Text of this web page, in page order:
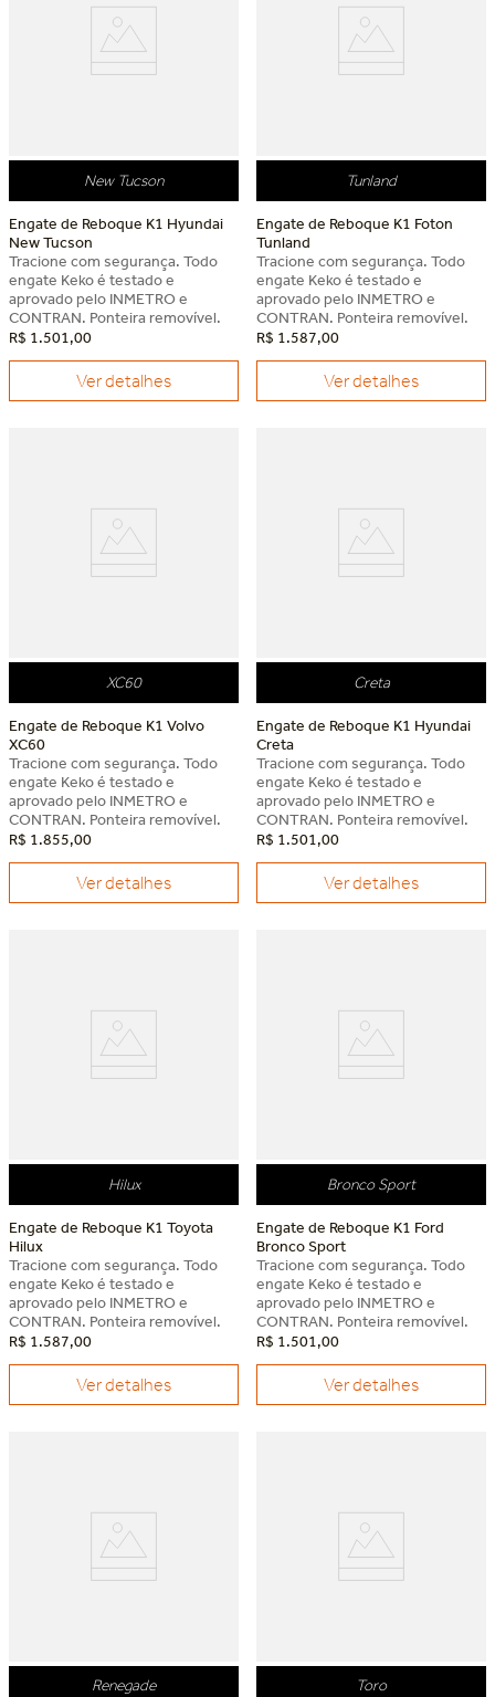
New Tucson
Engate de Reboque K1 Hyundai
New Tucson
Tracione com segurança. Todo
engate Keko é testado e
aprovado pelo INMETRO e
CONTRAN. Ponteira removível.
R$ 1.501,00
Ver detalhes
Tunland
Engate de Reboque K1 Foton
Tunland
Tracione com segurança. Todo
engate Keko é testado e
aprovado pelo INMETRO e
CONTRAN. Ponteira removível.
R$ 1.587,00
Ver detalhes
XC60
Engate de Reboque K1 Volvo
XC60
Tracione com segurança. Todo
engate Keko é testado e
aprovado pelo INMETRO e
CONTRAN. Ponteira removível.
R$ 1.855,00
Ver detalhes
Creta
Engate de Reboque K1 Hyundai
Creta
Tracione com segurança. Todo
engate Keko é testado e
aprovado pelo INMETRO e
CONTRAN. Ponteira removível.
R$ 1.501,00
Ver detalhes
Hilux
Engate de Reboque K1 Toyota
Hilux
Tracione com segurança. Todo
engate Keko é testado e
aprovado pelo INMETRO e
CONTRAN. Ponteira removível.
R$ 1.587,00
Ver detalhes
Bronco Sport
Engate de Reboque K1 Ford
Bronco Sport
Tracione com segurança. Todo
engate Keko é testado e
aprovado pelo INMETRO e
CONTRAN. Ponteira removível.
R$ 1.501,00
Ver detalhes
Renegade Toro